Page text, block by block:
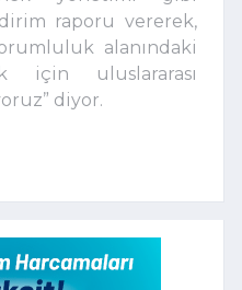
raporu vererek,
alanındaki
için uluslararası
diyor.